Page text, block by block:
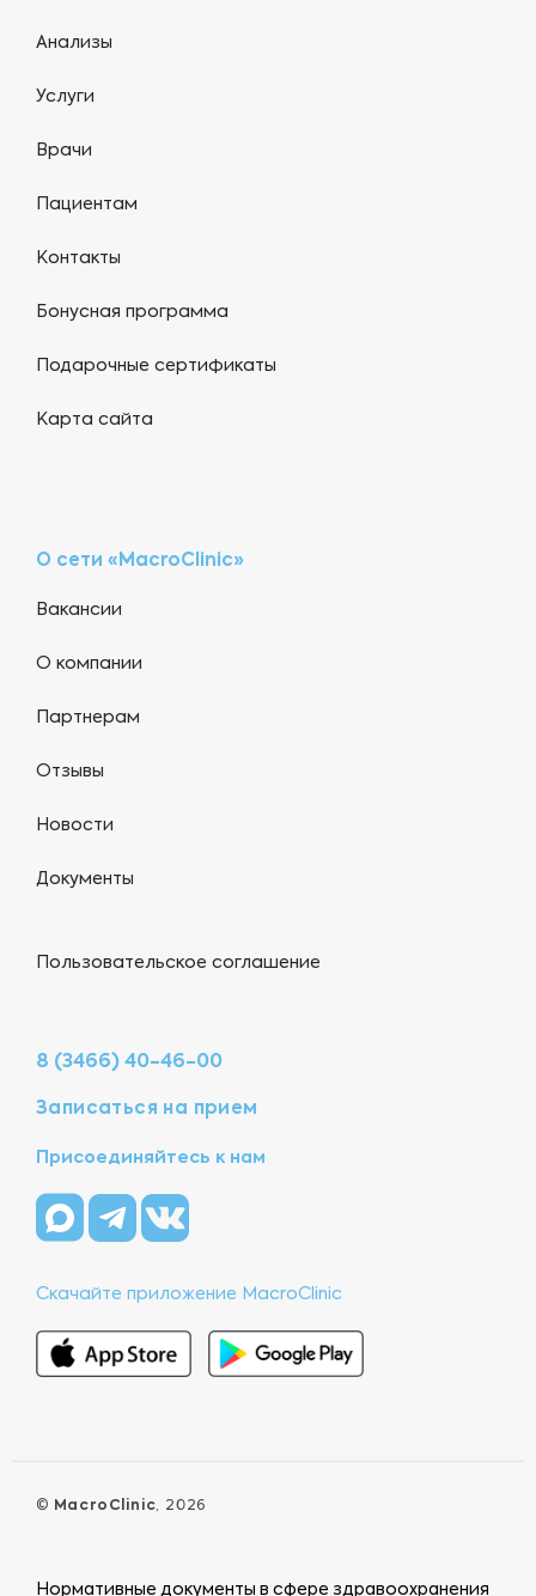
Анализы
Услуги
Врачи
Пациентам
Контакты
Бонусная программа
Подарочные сертификаты
Карта сайта
О сети «MacroClinic»
Вакансии
О компании
Партнерам
Отзывы
Новости
Документы
Пользовательское соглашение
8 (3466) 40-46-00
Записаться на прием
Присоединяйтесь к нам
Скачайте приложение MacroClinic
© MacroClinic, 2026
Нормативные документы в сфере здравоохранения